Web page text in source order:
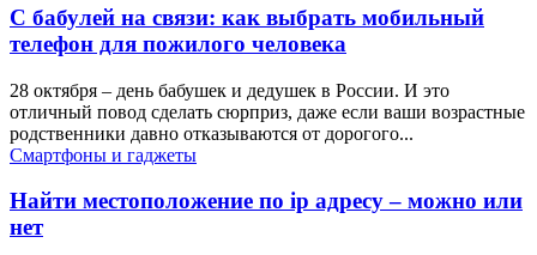
С бабулей на связи: как выбрать мобильный
телефон для пожилого человека
28 октября – день бабушек и дедушек в России. И это
отличный повод сделать сюрприз, даже если ваши возрастные
родственники давно отказываются от дорогого...
Смартфоны и гаджеты
Найти местоположение по ip адресу – можно или
нет